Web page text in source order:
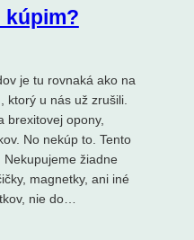
kúpim?
je tu rovnaká ako na
ktorý u nás už zrušili.
brexitovej opony,
No nekúp to. Tento
žiadne
magnetky, ani iné
nie do…